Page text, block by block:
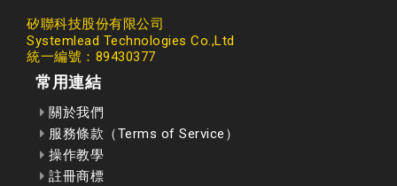
矽聯科技股份有限公司
Systemlead Technologies Co.,Ltd
統一編號：89430377
常用連結
關於我們
服務條款（Terms of Service）
操作教學
註冊商標